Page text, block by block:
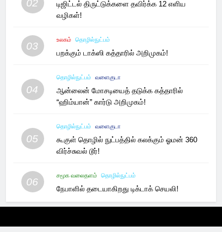
02
டிஜிட்டல் திருட்டுக்களை தவிர்க்க 12 எளிய
வழிகள்!
03
உலகம் தொழில்நுட்பம்
பறக்கும் டாக்ஸி கத்தாரில் அறிமுகம்!
04
தொழில்நுட்பம் வளைகுடா
ஆன்லைன் மோசடியைத் தடுக்க கத்தாரில்
“ஹிம்யான்” கார்டு அறிமுகம்!
05
தொழில்நுட்பம் வளைகுடா
கூகுள் தொழில் நுட்பத்தில் கலக்கும் ஓமன் 360
விர்ச்சுவல் டூர்!
06
சமூக வலைதளம் தொழில்நுட்பம்
நேபாளில் தடையாகிறது டிக்டாக் செயலி!